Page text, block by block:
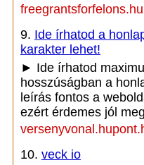
9. Ide írhatod a
karakter lehet!
► Ide írhatod
hosszúságban a
leírás fontos a
ezért érdemes jól
10. veck io